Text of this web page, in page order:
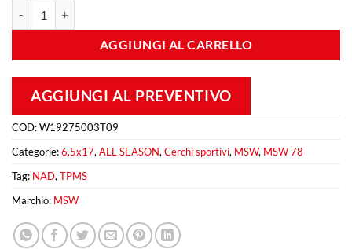
AGGIUNGI AL CARRELLO
AGGIUNGI AL PREVENTIVO
COD:W19275003T09
Categorie:6,5x17,ALL SEASON,Cerchi sportivi, MSW, MSW 78
Tag: NAD,TPMS
Marchio: MSW